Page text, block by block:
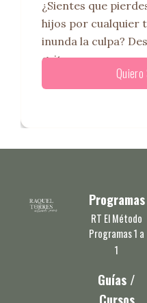
¿Sientes que
hijos por cualquier
inunda la culpa?
gritos en casa no
Quiero
Programas
RT El Método
Programas 1 a
1
Guías /